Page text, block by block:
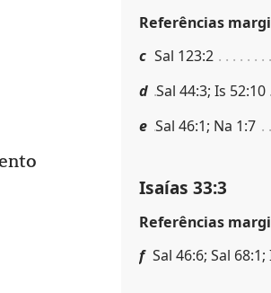
Referências
c Sal 123:2
d Sal 44:3; Is 52:10
e Sal 46:1; Na 1:7
Isaías 33:3
Referências
f Sal 46:6; Sal